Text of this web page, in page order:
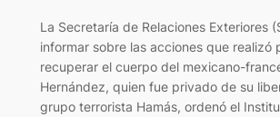
La Secretaría de Relaciones Exteriores
informar sobre las acciones que realizó
recuperar el cuerpo del mexicano-
Hernández, quien fue privado de su
grupo terrorista Hamás, ordenó el